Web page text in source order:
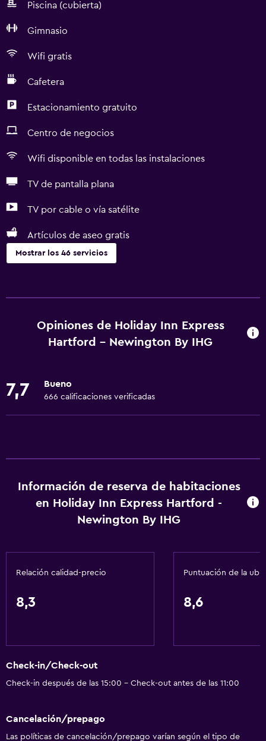
Piscina (cubierta)
Gimnasio
Wifi gratis
Cafetera
Estacionamiento gratuito
Centro de negocios
Wifi disponible en todas las instalaciones
TV de pantalla plana
TV por cable o vía satélite
Artículos de aseo gratis
Mostrar los 46 servicios
Wifi gratis
Wifi disponible en todas las instalaciones
Calefacción
Adaptador
Accesibilidad
Lavabo bajo
Ducha
Inodoro con cisterna alta
Opiniones de Holiday Inn Express
Hartford - Newington By IHG
7,7 Bueno
666 calificaciones verificadas
Información de reserva de habitaciones
en Holiday Inn Express Hartford -
Newington By IHG
Relación calidad-precio
8,3
Puntuación de la
8,6
Check-in/Check-out
Check-in después de las 15:00 - Check-out antes de las 11:00
Cancelación/prepago
Las políticas de cancelación/prepago varían según el tipo de